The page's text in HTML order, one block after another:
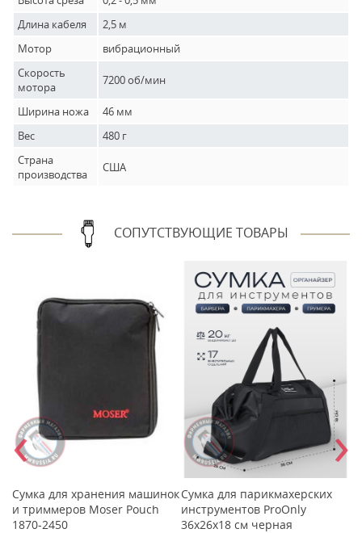
Длина кабеля
2,5 м
Мотор
вибрационный
Скорость
мотора
7200 об/мин
Ширина ножа
46 мм
Вес
480 г
Страна
производства
США
СОПУТСТВУЮЩИЕ ТОВАРЫ
Сумка для хранения машинок
и триммеров Moser Pouch
1870-2450
Сумка для парикмахерских
инструментов ProOnly
36x26x18 см черная
‹ ›